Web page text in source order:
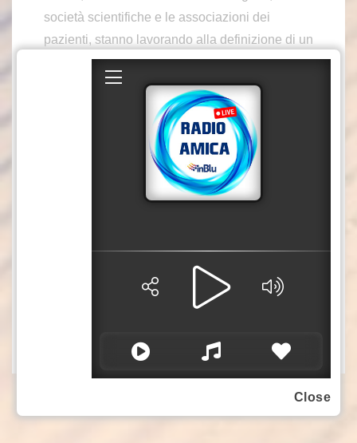
società scientifiche e le associazioni dei
pazienti, stanno lavorando alla definizione di un
Piano Nazionale d’Azione che propone una
visione integrata per porre fine all’HIV, alle
epatiti virali e alle infezioni sessualmente
trasmesse, attraverso strategie comuni e
coordinate. Negli ultimi anni, l’Istituto Superiore
di Sanità, in collaborazione con il Ministero
della Salute, si è impegnato su più fronti per la
raggiungimento degli obiettivi posti dall’OMS
attraverso l’attività di strutture collegate con il
Close